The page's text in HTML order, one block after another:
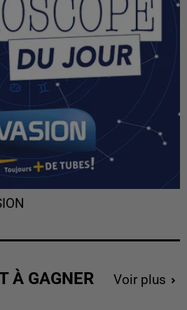
À GAGNER Voir plus